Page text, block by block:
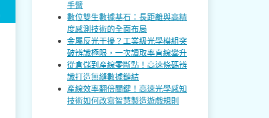
手臂
數位雙生數據基石：長距離與高精
度感測技術的全面布局
金屬反光干擾？工業級光學模組突
破辨識極限，一次讀取率直線攀升
從倉儲到產線零斷點！高速條碼辨
識打造無縫數據鏈結
產線效率翻倍關鍵！高速光學感知
技術如何改寫智慧製造遊戲規則